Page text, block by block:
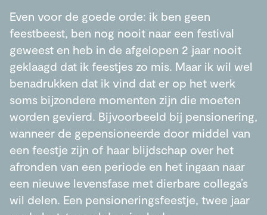
Even voor de goede orde: ik ben geen
feestbeest, ben nog nooit naar een festival
geweest en heb in de afgelopen 2 jaar nooit
geklaagd dat ik feestjes zo mis. Maar ik wil wel
benadrukken dat ik vind dat er op het werk
soms bijzondere momenten zijn die moeten
worden gevierd. Bijvoorbeeld bij pensionering,
wanneer de gepensioneerde door middel van
een feestje zijn of haar blijdschap over het
afronden van een periode en het ingaan naar
een nieuwe levensfase met dierbare collega’s
wil delen. Een pensioneringsfeestje, twee jaar